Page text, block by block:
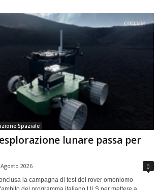
Spaziale
lunare passa per
2026 0
la campagna di test del rover omoniomo